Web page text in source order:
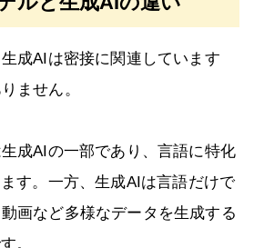
成AIは密接に関連しています
ません。
成AIの一部であり、言語に特化
す。一方、生成AIは言語だけで
画など多様なデータを生成する
。